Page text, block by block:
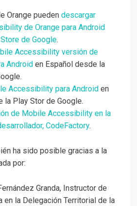
Orange pueden descargar
de Orange para Android
de Google.
Accessibility versión de
Android en Español desde la
Accessibility para Android en
la Play Stor de Google.
de Mobile Accessibility en la
CodeFactory.
ha sido posible gracias a la
por:
Granda, Instructor de
en la Delegación Territorial de la